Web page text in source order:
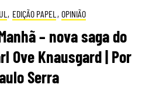
, EDIÇÃO PAPEL , OPINIÃO
– nova saga do
Ove Knausgard | Por
Serra